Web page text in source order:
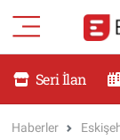
Seri İlan
Haberler
RESMİ
Eskişehir